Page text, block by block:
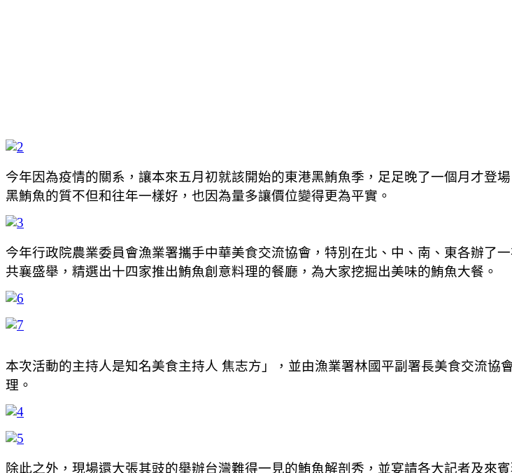
今年因為疫情的關系，讓本來五月初就該開始的東港黑鮪魚季，足足晚了一個月才登
黑鮪魚的質不但和往年一樣好，也因為量多讓價位變得更為平實。
今年行政院農業委員會漁業署攜手中華美食交流協會，特別在北、中、南、東各辦了
共襄盛舉，精選出十四家推出鮪魚創意料理的餐廳，為大家挖掘出美味的鮪魚大餐。
本次活動的主持人是知名美食主持人 焦志方」，並由漁業署林國平副署長美食交流
理。
除此之外，現場還大張其豉的舉辦台灣難得一見的鮪魚解剖秀，並宴請各大記者及來